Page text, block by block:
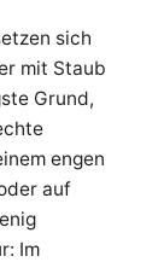
sich
mit Staub
Grund,
engen
auf
Im